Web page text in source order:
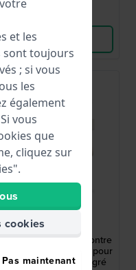
Voir les produits
Garmin
010-02891-00
2 Active 38 mm Montre
connectée multisports pour
femme avec GPS intégré
et les
sont toujours
; si vous
les
également
vous
que
cliquez sur
cookies
Pas maintenant